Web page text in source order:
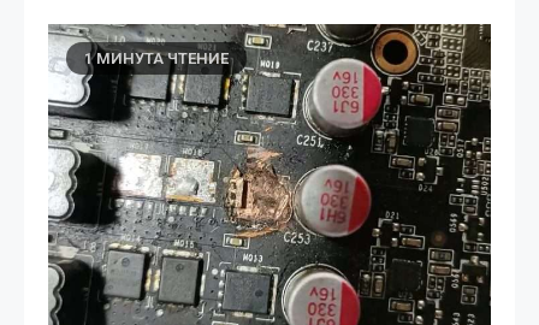
1 МИНУТА ЧТЕНИЕ